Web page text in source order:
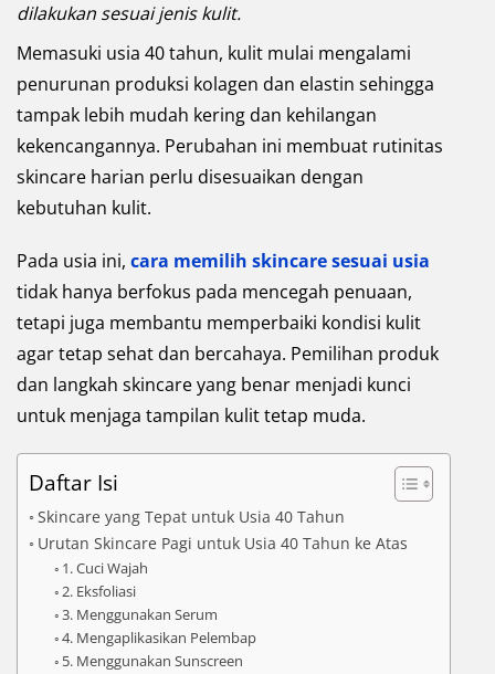
dilakukan sesuai jenis kulit.
Memasuki usia 40 tahun, kulit mulai mengalami
penurunan produksi kolagen dan elastin sehingga
tampak lebih mudah kering dan kehilangan
kekencangannya. Perubahan ini membuat rutinitas
skincare harian perlu disesuaikan dengan
kebutuhan kulit.
Pada usia ini, cara memilih skincare sesuai usia
tidak hanya berfokus pada mencegah penuaan,
tetapi juga membantu memperbaiki kondisi kulit
agar tetap sehat dan bercahaya. Pemilihan produk
dan langkah skincare yang benar menjadi kunci
untuk menjaga tampilan kulit tetap muda.
Daftar Isi
Skincare yang Tepat untuk Usia 40 Tahun
Urutan Skincare Pagi untuk Usia 40 Tahun ke Atas
1. Cuci Wajah
2. Eksfoliasi
3. Menggunakan Serum
4. Mengaplikasikan Pelembap
5. Menggunakan Sunscreen